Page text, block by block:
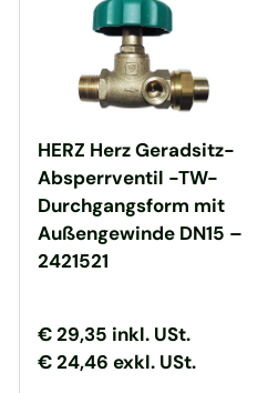
HERZ Herz Geradsitz-
Absperrventil -TW-
Durchgangsform mit
Außengewinde DN15 –
2421521
Normaler Preis
Normaler Preis
€ 29,35 inkl. USt.
€ 24,46 exkl. USt.